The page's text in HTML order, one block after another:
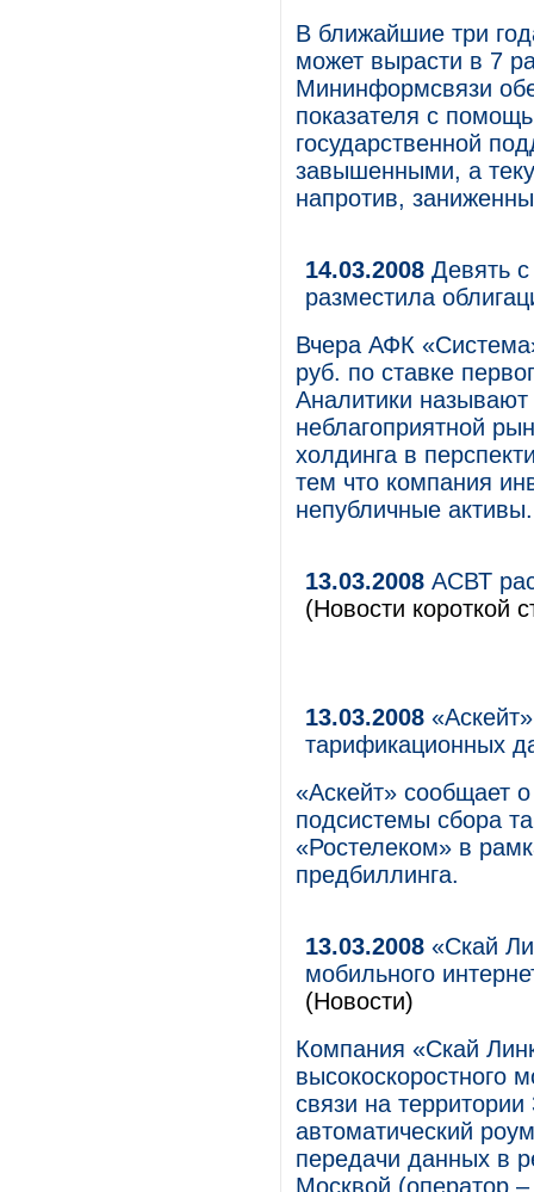
В ближайшие три
может вырасти в 7
Мининформсвязи
показателя с
государственной
завышенными, а
напротив,
14.03.2008 Девять
разместила
Вчера АФК
руб. по ставке
Аналитики
неблагоприятной
холдинга в
тем что компания
непубличные активы.
13.03.2008 АСВТ
(Новости короткой
13.03.2008
тарификационных
«Аскейт» сообщает
подсистемы сбора
«Ростелеком» в
предбиллинга.
13.03.2008 «Скай
мобильного
(Новости)
Компания «Скай
высокоскоростного
связи на
автоматический
передачи данных в
Москвой (оператор